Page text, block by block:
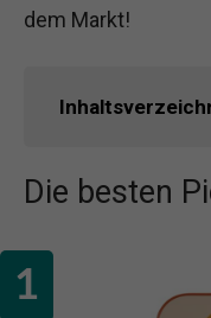
dem Markt!
Die besten